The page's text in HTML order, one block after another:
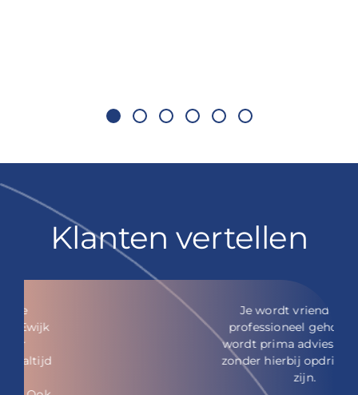
Klanten vertellen
Je wordt vriendelijk en
professioneel geholpen. Er
wordt prima advies gegeven
zonder hierbij opdringerig te